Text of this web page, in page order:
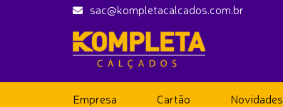
sac@kompletacalcados.com.br
Empresa Cartão Novidades